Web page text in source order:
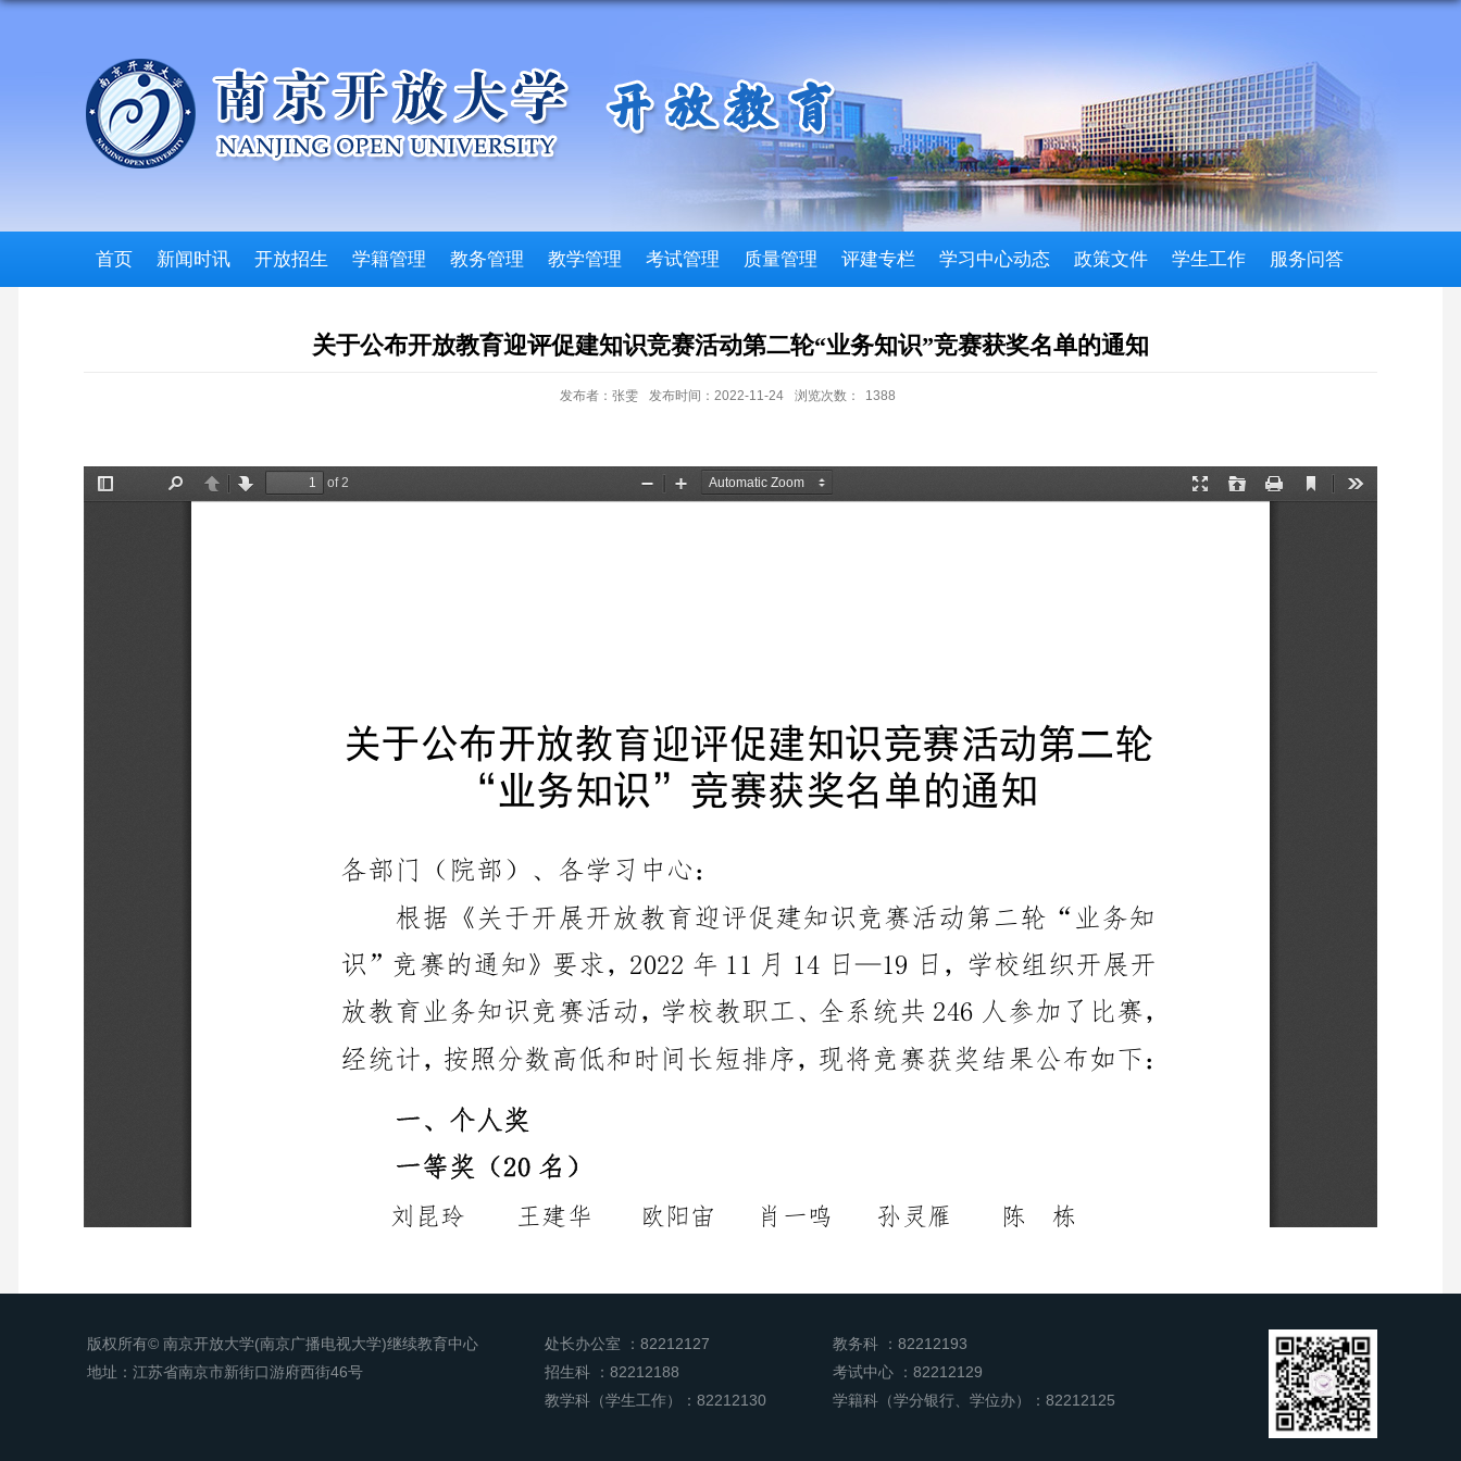
首页 新闻时讯 开放招生 学籍管理 教务管理 教学管理 考试管理 质量管理 评建专栏 学习中心动态 政策文件 学生工作 服务问答
关于公布开放教育迎评促建知识竞赛活动第二轮“业务知识”竞赛获奖名单的通知
发布者：张雯 发布时间：2022-11-24 浏览次数： 1388
版权所有© 南京开放大学(南京广播电视大学)继续教育中心
地址：江苏省南京市新街口游府西街46号
处长办公室 ：82212127
招生科 ：82212188
教学科（学生工作）：82212130
教务科 ：82212193
考试中心 ：82212129
学籍科（学分银行、学位办）：82212125